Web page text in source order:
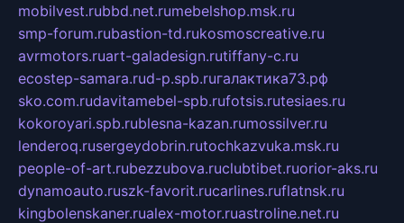
mobilvest.rubbd.net.rumebelshop.msk.ru
smp-forum.rubastion-td.rukosmoscreative.ru
avrmotors.ruart-galadesign.rutiffany-c.ru
ecostep-samara.rud-p.spb.ruгалактика73.рф
sko.com.rudavitamebel-spb.rufotsis.rutesiaes.ru
kokoroyari.spb.rublesna-kazan.rumossilver.ru
lenderoq.rusergeydobrin.rutochkazvuka.msk.ru
people-of-art.rubezzubova.ruclubtibet.ruorior-aks.ru
dynamoauto.ruszk-favorit.rucarlines.ruflatnsk.ru
kingbolenskaner.rualex-motor.ruastroline.net.ru